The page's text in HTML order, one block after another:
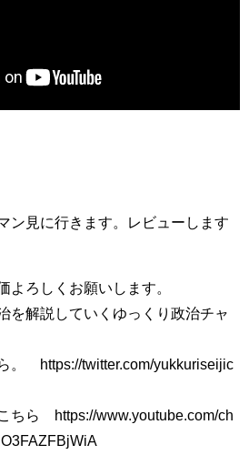
ン見に行きます。レビューします
よろしくお願いします。
を解説していくゆっくり政治チャ
。 https://twitter.com/yukkuriseijic
ちら https://www.youtube.com/ch